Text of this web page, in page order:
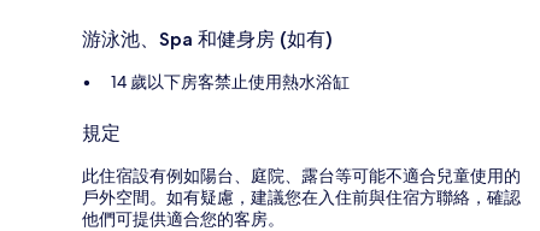
游泳池、Spa 和健身房 (如有)
14 歲以下房客禁止使用熱水浴缸
規定
此住宿設有例如陽台、庭院、露台等可能不適合兒童使用的
戶外空間。如有疑慮，建議您在入住前與住宿方聯絡，確認
他們可提供適合您的客房。